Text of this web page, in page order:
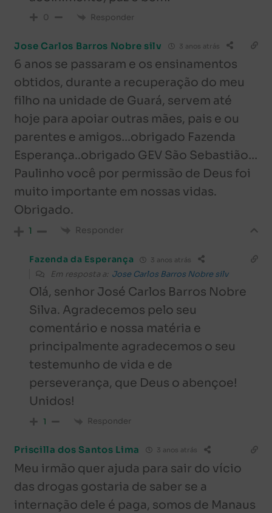
0 Responder
Jose Carlos Barros Nobre silv 3 anos atrás
6 anos se passaram e os ensinamentos
obtidos, durante a recuperação do meu
filho na unidade de Guará, servem até
hoje para apoiar outras mães, pais e ou
parentes e amigos…obrigado Fazenda
Esperança..obrigado GEV São Sebastião…
Paulinho você por permissão de Deus foi
muito importante em nossas vidas.
Obrigado.
1 Responder
Fazenda da Esperança 3 anos atrás
Em resposta a: Jose Carlos Barros Nobre silv
Olá, senhor José Carlos Barros Nobre
Silva. Agradecemos pelo seu
comentário e nossa matéria e
principalmente agradecemos o seu
testemunho de vida e de
perseverança, que Deus o abençoe!
Unidos!
1 Responder
Priscilla dos Santos Lima 3 anos atrás
Meu irmão quer ajuda para sair do vício
das drogas gostaria de saber se a
internação dele é paga, somos de Manaus